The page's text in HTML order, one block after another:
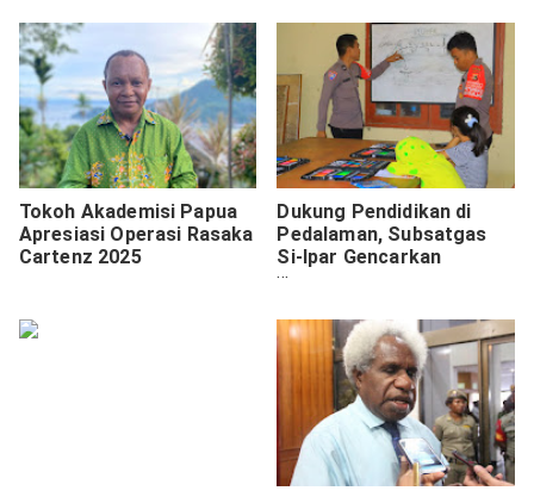
Tokoh Akademisi Papua
Apresiasi Operasi Rasaka
Cartenz 2025
Dukung Pendidikan di
Pedalaman, Subsatgas
Si-Ipar Gencarkan
Program Belajar Bersama